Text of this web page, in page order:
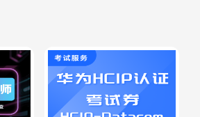
费用相对比较便宜，这使它成为了
择。
考试并不要求考生有培训记录，这